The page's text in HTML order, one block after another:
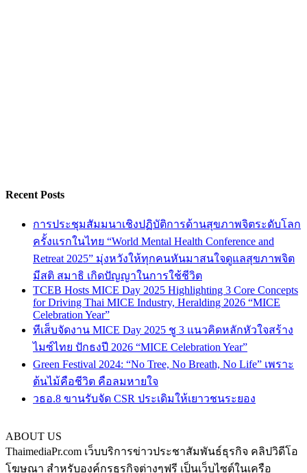
Recent Posts
การประชุมสัมมนาเชิงปฏิบัติการด้านสุขภาพจิตระดับโลก
ครั้งแรกในไทย “World Mental Health Conference and
Retreat 2025” มุ่งหวังให้ทุกคนหันมาสนใจดูแลสุขภาพจิต
มีสติ สมาธิ เกิดปัญญาในการใช้ชีวิต
TCEB Hosts MICE Day 2025 Highlighting 3 Core Concepts
for Driving Thai MICE Industry, Heralding 2026 “MICE
Celebration Year”
ทีเส็บจัดงาน MICE Day 2025 ชู 3 แนวคิดหลักหัวใจสร้าง
ไมซ์ไทย ปักธงปี 2026 “MICE Celebration Year”
Green Festival 2024: “No Tree, No Breath, No Life” เพราะ
ต้นไม้คือชีวิต คือลมหายใจ
วธอ.8 ขานรับจัด CSR ประเดิมให้เยาวชนระยอง
ABOUT US
ThaimediaPr.com เว็บบริการข่าวประชาสัมพันธ์ธุรกิจ คลิปวิดีโอ
โฆษณา สำหรับองค์กรธุรกิจต่างๆฟรี เป็นเว็บไซต์ในเครือ